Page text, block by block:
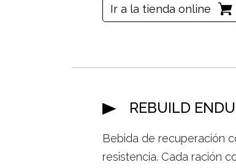
Ir a la tienda online
REBUILD
Bebida de recuperación
resistencia. Cada ración